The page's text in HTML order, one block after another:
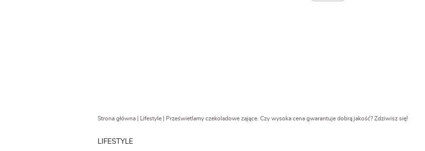
Strona główna| Lifestyle| Prześwietlamy czekoladowe zające. Czy wysoka cena gwarantuje dobrą jakość? Zdziwisz się!
LIFESTYLE